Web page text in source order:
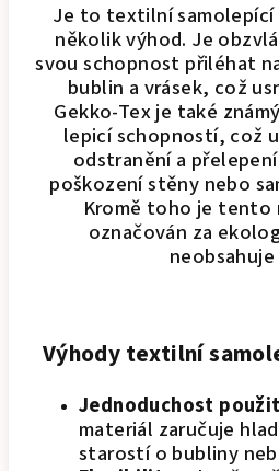
Je to textilní samolepící
několik výhod. Je
svou schopnost přiléhat
bublin a vrásek, což
Gekko-Tex je také
lepicí schopností, což
odstranění a
poškození stěny nebo
Kromě toho je tento
označován za
neobsahuje
Výhody textilní
Jednoduchost
materiál zaručuje
starostí o bubliny